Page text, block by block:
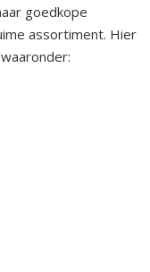
goedkope
assortiment. Hier